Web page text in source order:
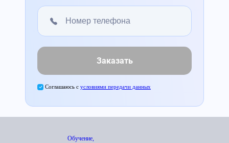
Заказать
Соглашаюсь с условиями передачи данных
Обучение,